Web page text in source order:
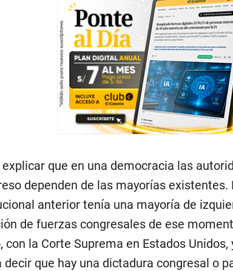
que en una democracia las
dependen de las mayorías existentes.
anterior tenía una mayoría de
de fuerzas congresales de ese
con la Corte Suprema en Estados Unidos,
decir que hay una dictadura congresal o